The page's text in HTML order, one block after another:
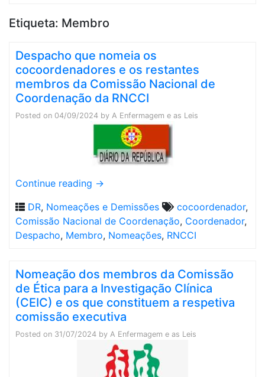
Etiqueta: Membro
Despacho que nomeia os
cocoordenadores e os restantes
membros da Comissão Nacional de
Coordenação da RNCCI
Posted on 04/09/2024 by A Enfermagem e as Leis
Continue reading →
DR, Nomeações e Demissões cocoordenador,
Comissão Nacional de Coordenação, Coordenador,
Despacho, Membro, Nomeações, RNCCI
Nomeação dos membros da Comissão
de Ética para a Investigação Clínica
(CEIC) e os que constituem a respetiva
comissão executiva
Posted on 31/07/2024 by A Enfermagem e as Leis